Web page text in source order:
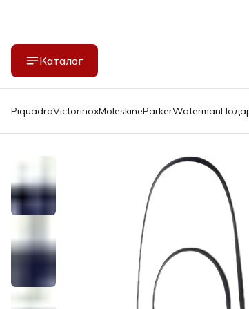
Каталог
PiquadroVictorinoxMoleskineParkerWaterman